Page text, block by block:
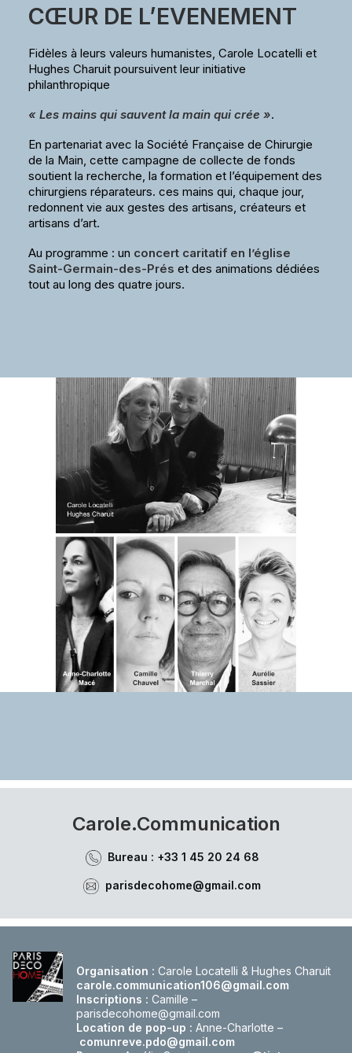
CŒUR DE L’EVENEMENT
Fidèles à leurs valeurs humanistes, Carole Locatelli et
Hughes Charuit poursuivent leur initiative
philanthropique
« Les mains qui sauvent la main qui crée ».
En partenariat avec la Société Française de Chirurgie
de la Main, cette campagne de collecte de fonds
soutient la recherche, la formation et l’équipement des
chirurgiens réparateurs. ces mains qui, chaque jour,
redonnent vie aux gestes des artisans, créateurs et
artisans d’art.
Au programme : un concert caritatif en l’église
Saint-Germain-des-Prés et des animations dédiées
tout au long des quatre jours.
Carole.Communication
Bureau : +33 1 45 20 24 68
parisdecohome@gmail.com
Organisation : Carole Locatelli & Hughes Charuit
carole.communication106@gmail.com
Inscriptions : Camille –
parisdecohome@gmail.com
Location de pop-up : Anne-Charlotte –
comunreve.pdo@gmail.com